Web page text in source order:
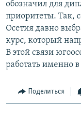
обозначил для
приоритеты. Так,
Осетия давно
курс, который
В этой связи
работать именно
Поделиться